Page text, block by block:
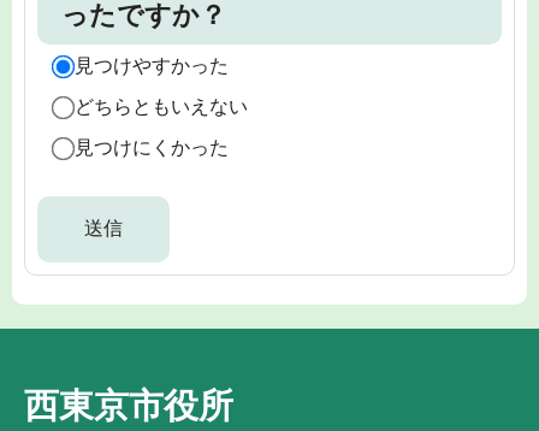
ったですか？
見つけやすかった
どちらともいえない
見つけにくかった
西東京市役所